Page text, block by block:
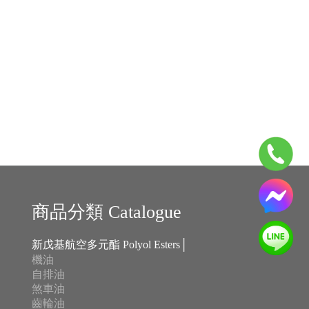
商品分類 Catalogue
新戊基航空多元酯 Polyol Esters│
機油
自排油
煞車油
齒輪油